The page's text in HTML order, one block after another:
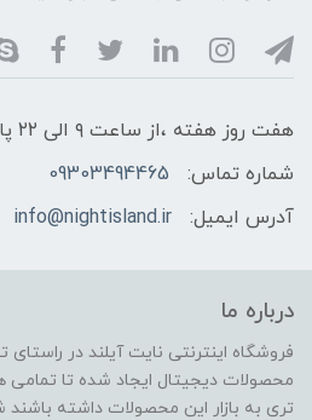
هفت روز هفته ،از ساعت ۹ الی ۲۲ پاسخگوی شما هستیم
شماره تماس:
09303494465
آدرس ایمیل:
info@nightisland.ir
درباره ما
فروشگاه اینترنتی نایت آیلند در راستای
محصولات دیجیتال ایجاد شده تا
تری به بازار این محصولات داشته باشند